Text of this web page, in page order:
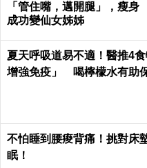
「管住嘴，邁開腿」，瘦身
成功變仙女姊姊
夏天呼吸道易不適！醫推4食
增強免疫」 喝檸檬水有助
不怕睡到腰痠背痛！挑對床
眠！